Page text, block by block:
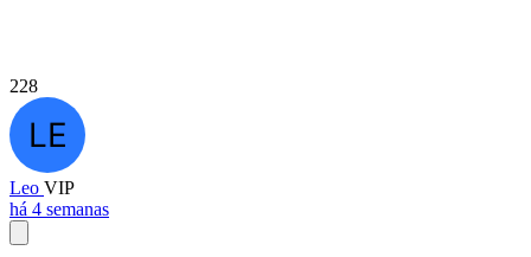
228
Leo VIP
há 4 semanas